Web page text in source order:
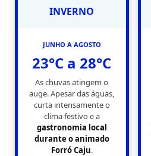
INVERNO
JUNHO A AGOSTO
23°C a 28°C
As chuvas atingem o
auge. Apesar das águas,
curta intensamente o
clima festivo e a
gastronomia local
durante o animado
Forró Caju.